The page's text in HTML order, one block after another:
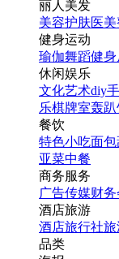
寒假招生成人教育
画考研简约插画招
手机海报
找相似
手机海报
丽人美发
美容护肤医
健身运动
瑜伽舞蹈健身
休闲娱乐
文化艺术diy
乐棋牌室轰趴
餐饮
特色小吃面包
亚菜中餐
商务服务
广告传媒财
酒店旅游
酒店旅行社旅
品类